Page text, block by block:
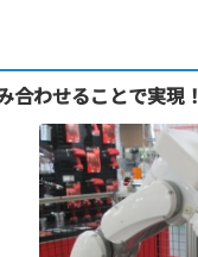
わせることで実現！